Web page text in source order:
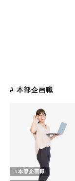
# 本部企画職
#本部企画職